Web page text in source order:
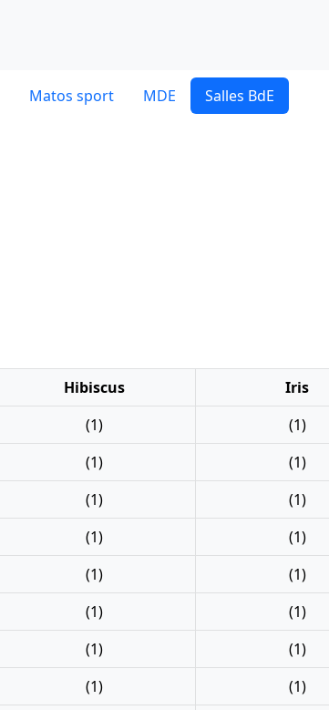
Matos sport MDE Salles BdE
Hibiscus Iris
(1) (1)
(1) (1)
(1) (1)
(1) (1)
(1) (1)
(1) (1)
(1) (1)
(1) (1)